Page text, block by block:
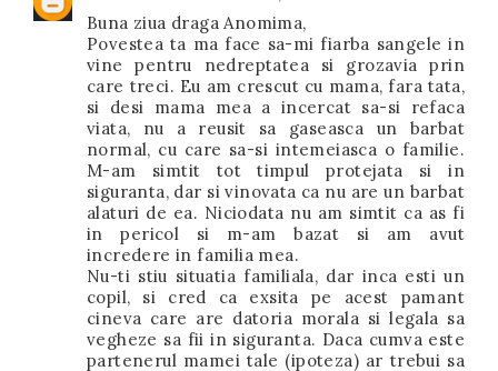
Buna ziua draga Anomima,
Povestea ta ma face sa-mi fiarba sangele in
vine pentru nedreptatea si grozavia prin
care treci. Eu am crescut cu mama, fara tata,
si desi mama mea a incercat sa-si refaca
viata, nu a reusit sa gaseasca un barbat
normal, cu care sa-si intemeiasca o familie.
M-am simtit tot timpul protejata si in
siguranta, dar si vinovata ca nu are un barbat
alaturi de ea. Niciodata nu am simtit ca as fi
in pericol si m-am bazat si am avut
incredere in familia mea.
Nu-ti stiu situatia familiala, dar inca esti un
copil, si cred ca exsita pe acest pamant
cineva care are datoria morala si legala sa
vegheze sa fii in siguranta. Daca cumva este
partenerul mamei tale (ipoteza) ar trebui sa